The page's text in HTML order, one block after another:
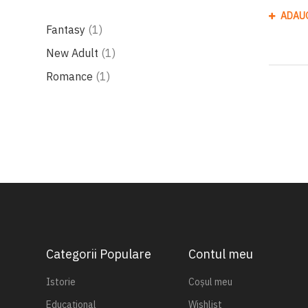
Fantasy 1produs
New Adult 1produs
Romance 1produs
Categorii Populare
Istorie
Educațional
Contul meu
Coșul meu
Wishlist